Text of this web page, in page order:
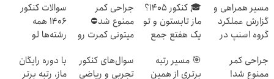
مسیر همراهی و
گزارش عملکرد
گروه اسنپ در
🎓 کنکور ۱۴۰5؟
ماز تابستون و تو
یک هفتع جمع
جراحی کمر
ممنوع شد⛔
میتونی کمرت رو
کنی! 👈🏻
پرسش‌نامه
سوالات کنکور
1406 همه
رشته‌ها لو
جراحی کمر
ممنوع شد!
🎯 مسیر رتبه
برتری از همین
سوال‌های کنکور
تجربی و ریاضی
با دوره رایگان
ماز، رتبه برتر